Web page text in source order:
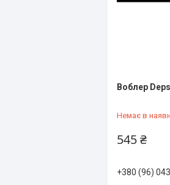
Воблер
Немає в
545 ₴
+380 (96)